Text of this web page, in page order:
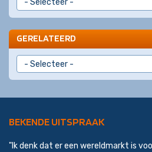
GERELATEERD
BEKENDE UITSPRAAK
"Ik denk dat er een wereldmarkt is